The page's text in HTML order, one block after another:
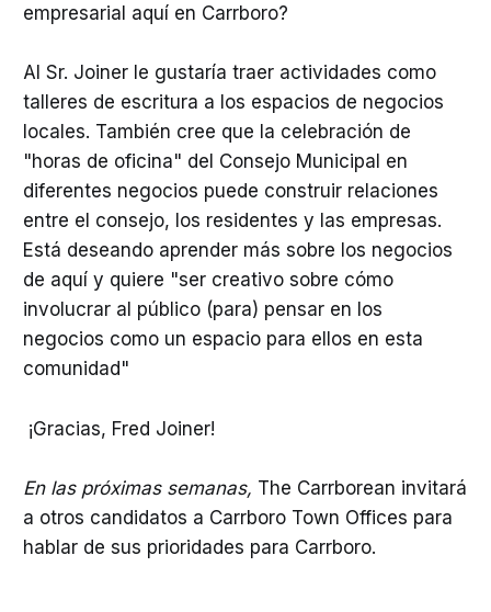
empresarial aquí en Carrboro?
Al Sr. Joiner le gustaría traer actividades como
talleres de escritura a los espacios de negocios
locales. También cree que la celebración de
"horas de oficina" del Consejo Municipal en
diferentes negocios puede construir relaciones
entre el consejo, los residentes y las empresas.
Está deseando aprender más sobre los negocios
de aquí y quiere "ser creativo sobre cómo
involucrar al público (para) pensar en los
negocios como un espacio para ellos en esta
comunidad"
¡Gracias, Fred Joiner!
En las próximas semanas, The Carrborean invitará
a otros candidatos a Carrboro Town Offices para
hablar de sus prioridades para Carrboro.